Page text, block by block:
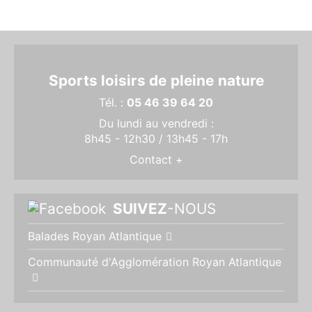
Sports loisirs de pleine nature
Tél. : 05 46 39 64 20
Du lundi au vendredi :
8h45 - 12h30 / 13h45 - 17h
Contact +
SUIVEZ-NOUS
Balades Royan Atlantique
Communauté d'Agglomération Royan Atlantique